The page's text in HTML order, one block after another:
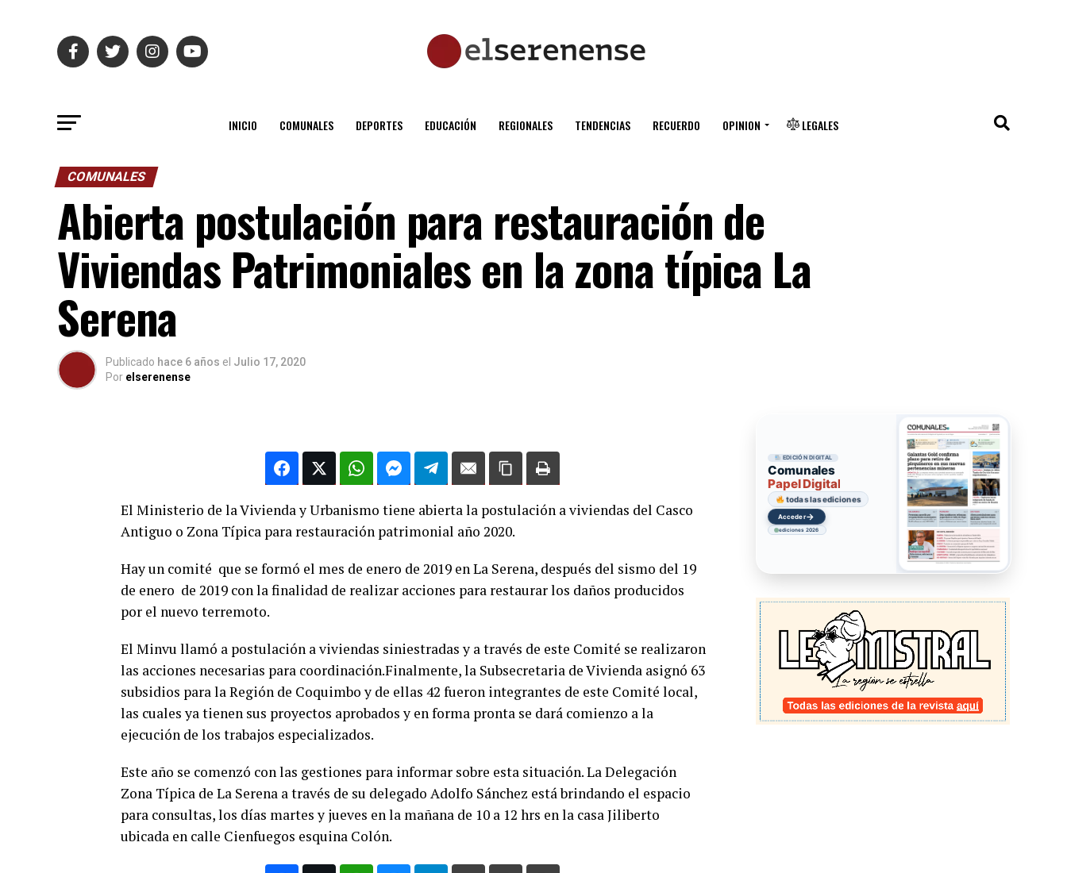
INICIO COMUNALES DEPORTES EDUCACIÓN REGIONALES TENDENCIAS RECUERDO OPINION LEGALES
COMUNALES
Abierta postulación para restauración de
Viviendas Patrimoniales en la zona típica La
Serena
Publicado hace 6 años el Julio 17, 2020
Por elserenense
El Ministerio de la Vivienda y Urbanismo tiene abierta la postulación a viviendas del Casco
Antiguo o Zona Típica para restauración patrimonial año 2020.
Hay un comité que se formó el mes de enero de 2019 en La Serena, después del sismo del 19
de enero de 2019 con la finalidad de realizar acciones para restaurar los daños producidos
por el nuevo terremoto.
El Minvu llamó a postulación a viviendas siniestradas y a través de este Comité se realizaron
las acciones necesarias para coordinación.Finalmente, la Subsecretaria de Vivienda asignó 63
subsidios para la Región de Coquimbo y de ellas 42 fueron integrantes de este Comité local,
las cuales ya tienen sus proyectos aprobados y en forma pronta se dará comienzo a la
ejecución de los trabajos especializados.
Este año se comenzó con las gestiones para informar sobre esta situación. La Delegación
Zona Típica de La Serena a través de su delegado Adolfo Sánchez está brindando el espacio
para consultas, los días martes y jueves en la mañana de 10 a 12 hrs en la casa Jiliberto
ubicada en calle Cienfuegos esquina Colón.
EDICIÓN DIGITAL
Comunales
Papel Digital
todas las ediciones
Acceder→
ediciones 2026